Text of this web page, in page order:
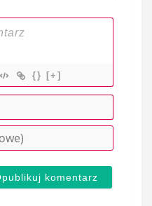
{} [+]
P
r
e
E
-